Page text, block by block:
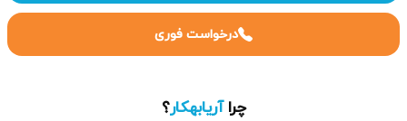
درخواست فوری
چراآریابهکار؟